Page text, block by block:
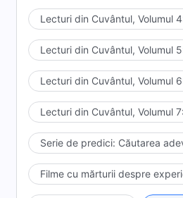
02:11:10 „Cum ar trebui
ansamblului Bisericii din
02:16:46 „Trebuie să
din Ontario (Canada)
02:25:00 „Judecata lui
Florida (SUA)
02:28:58 Oameni din
vedea trupul spiritual al lui
Lecturi din Cuvântul, Volumul
Lecturi din Cuvântul, Volumul
Lecturi din Cuvântul, Volumul
Lecturi din Cuvântul, Volumul
Serie de predici: Căutarea
Filme cu mărturii despre